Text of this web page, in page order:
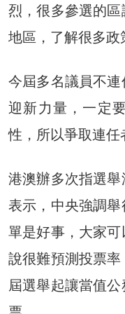
烈，很多參選的
地區，了解很多政
今屆多名議員不
迎新力量，一定
性，所以爭取連任
港澳辦多次指選
表示，中央強調
單是好事，大家
說很難預測投票
屆選舉起讓當值